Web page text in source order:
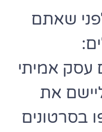
שאתם
עסק אמיתי
את
בסרטונים